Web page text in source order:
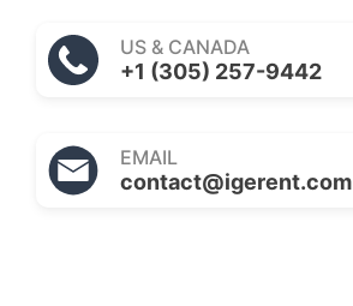
US & CANADA
+1 (305) 257-9442
EMAIL
contact@igerent.com